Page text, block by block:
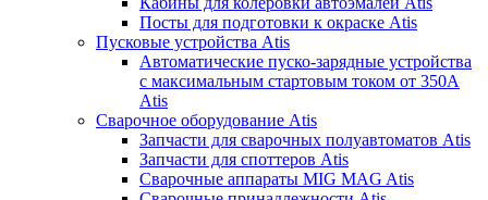
Посты для подготовки к окраске Atis
Пусковые устройства Atis
Автоматические пуско-зарядные устройства
с максимальным стартовым током от 350А
Atis
Сварочное оборудование Atis
Запчасти для сварочных полуавтоматов Atis
Запчасти для споттеров Atis
Сварочные аппараты MIG MAG Atis